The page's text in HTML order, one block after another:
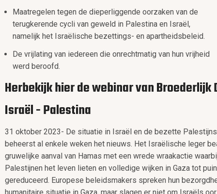
Maatregelen tegen de dieperliggende oorzaken van de
terugkerende cycli van geweld in Palestina en Israël,
namelijk het Israëlische bezettings- en apartheidsbeleid.
De vrijlating van iedereen die onrechtmatig van hun vrijheid
werd beroofd.
Herbekijk hier de webinar van Broederlijk
Israël - Palestina
31 oktober 2023- De situatie in Israël en de bezette
beheerst al enkele weken het nieuws. Het Israëlische leger
gruwelijke aanval van Hamas met een wrede wraakactie
Palestijnen het leven lieten en volledige wijken in Gaza tot
gereduceerd. Europese beleidsmakers spreken hun